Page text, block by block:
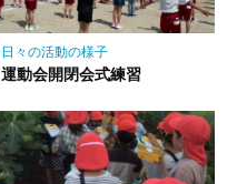
日々の活動の様子
運動会開閉会式練習